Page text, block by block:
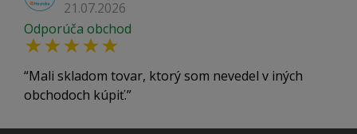
21.07.2026
Odporúča obchod
Mali skladom tovar, ktorý som nevedel v iných
obchodoch kúpiť.